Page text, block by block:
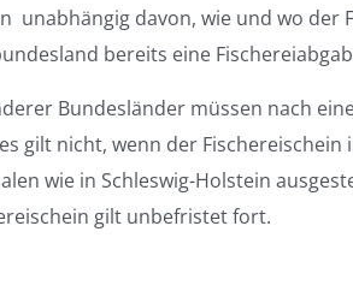
 unabhängig davon, wie und wo
bereits eine
Bundesländer müssen nach
gilt nicht, wenn der
wie in Schleswig-Holstein
gilt unbefristet fort.